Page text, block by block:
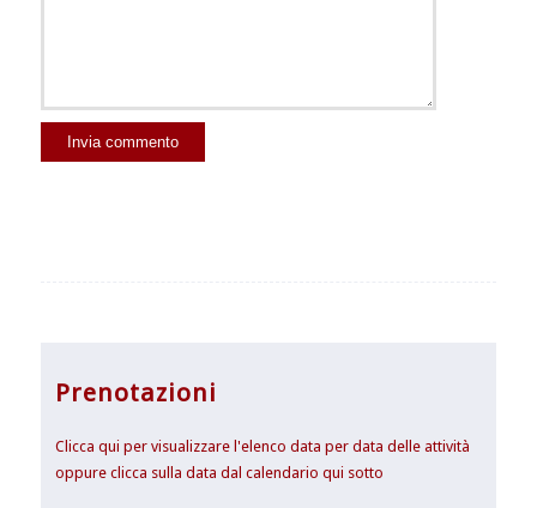
Prenotazioni
Clicca qui per visualizzare l'elenco data per data delle attività
oppure clicca sulla data dal calendario qui sotto